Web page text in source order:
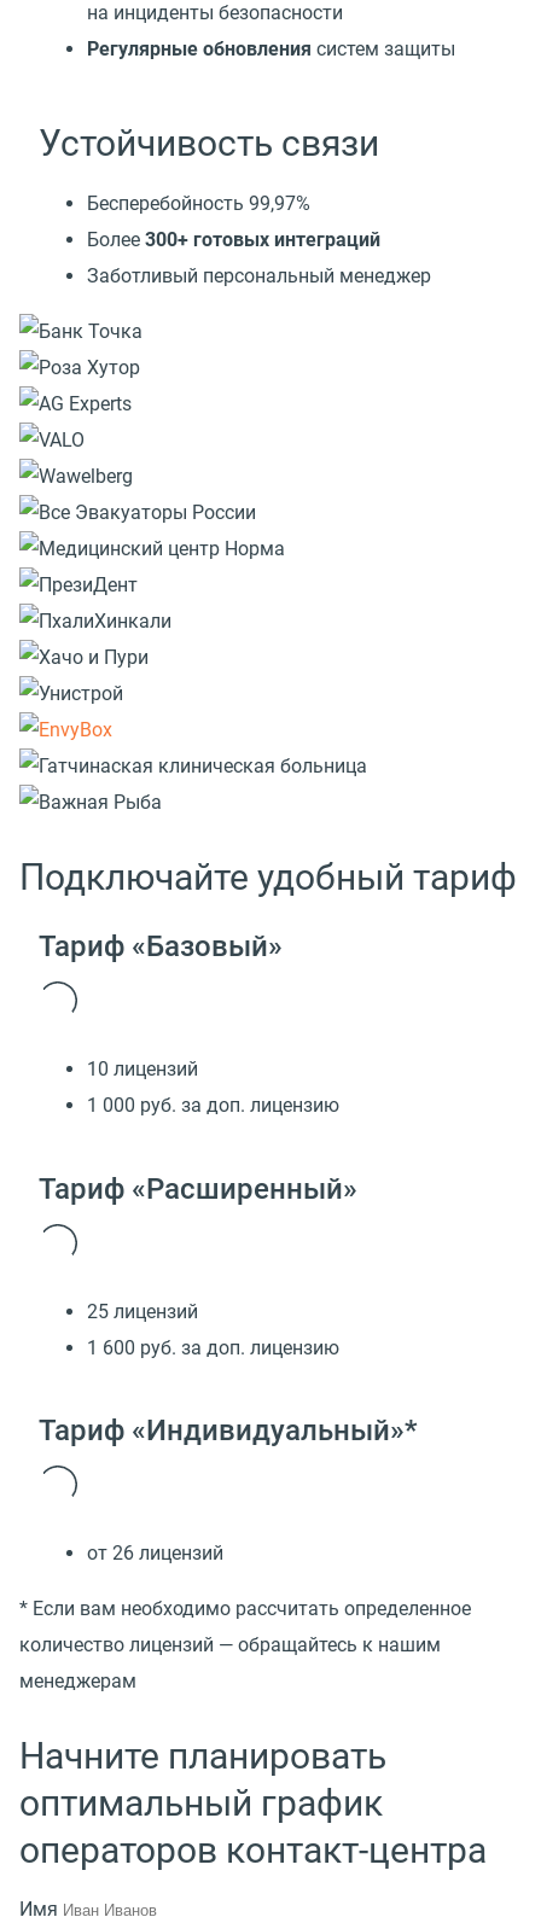
на инциденты безопасности
Регулярные обновления систем защиты
Устойчивость связи
Бесперебойность 99,97%
Более 300+ готовых интеграций
Заботливый персональный менеджер
Подключайте удобный тариф
Тариф «Базовый»
10 лицензий
1 000 руб. за доп. лицензию
Тариф «Расширенный»
25 лицензий
1 600 руб. за доп. лицензию
Тариф «Индивидуальный»*
от 26 лицензий
* Если вам необходимо рассчитать определенное
количество лицензий — обращайтесь к нашим
менеджерам
Начните планировать
оптимальный график
операторов контакт-центра
Имя